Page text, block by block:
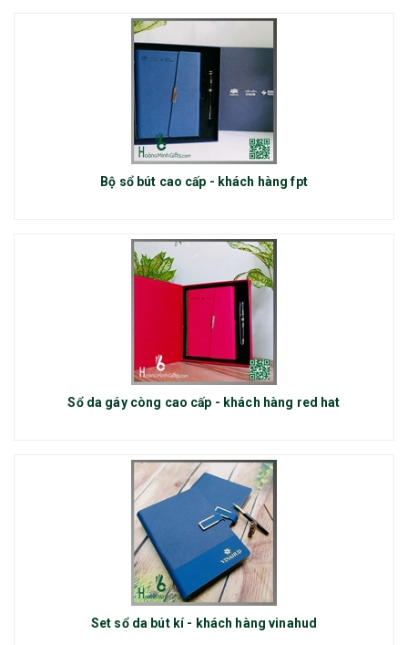
Bộ sổ bút cao cấp - khách hàng fpt
Sổ da gáy còng cao cấp - khách hàng red hat
Set sổ da bút kí - khách hàng vinahud